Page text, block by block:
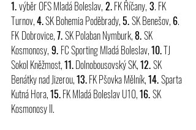
1. výběr OFS Mladá Boleslav, 2. FK Říčany, 3. FK
Turnov, 4. SK Bohemia Poděbrady, 5. SK Benešov, 6.
FK Dobrovice, 7. SK Polaban Nymburk, 8. SK
Kosmonosy, 9. FC Sporting Mladá Boleslav, 10. TJ
Sokol Kněžmost, 11. Dolnobousovský SK, 12. SK
Benátky nad Jizerou, 13. FK Pšovka Mělník, 14. Sparta
Kutná Hora, 15. FK Mladá Boleslav U10, 16. SK
Kosmonosy II.